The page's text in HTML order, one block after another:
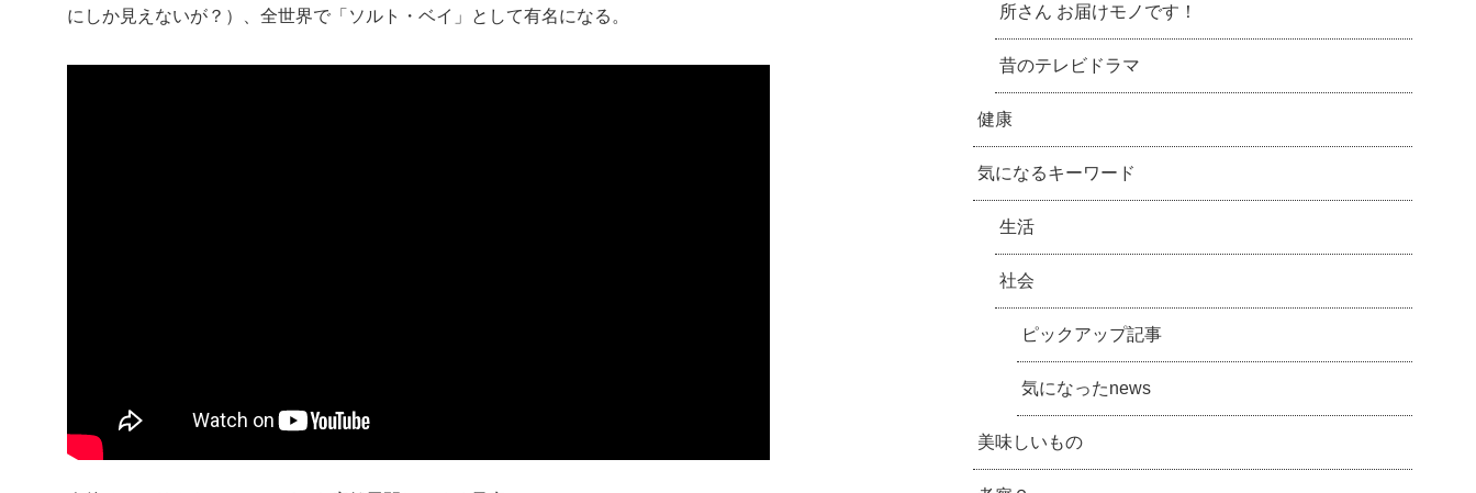
にしか見えないが？）、全世界で「ソルト・ベイ」として有名になる。
所さん お届けモノです！
昔のテレビドラマ
健康
気になるキーワード
生活
社会
ピックアップ記事
気になったnews
美味しいもの